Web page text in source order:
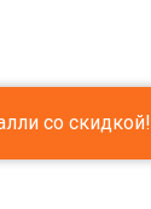
со скидкой!